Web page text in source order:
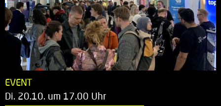
EVENT
Di. 20.10. um 17.00 Uhr